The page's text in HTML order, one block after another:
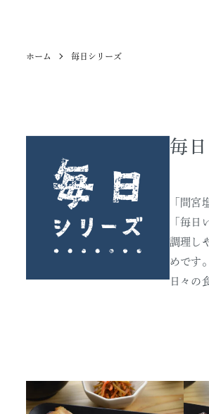
ホーム 毎日シリーズ
毎
「間宮
「毎日
調理し
めです。
日々の